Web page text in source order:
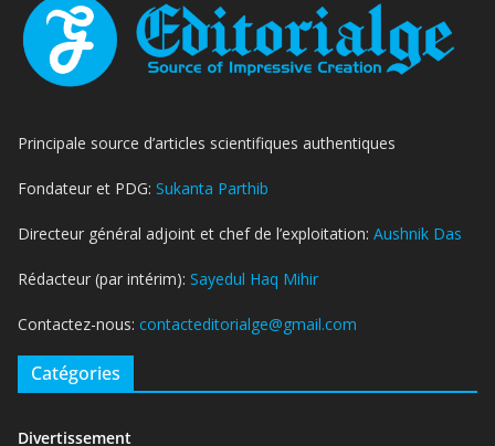
Principale source d’articles scientifiques authentiques
Fondateur et PDG: Sukanta Parthib
Directeur général adjoint et chef de l’exploitation: Aushnik Das
Rédacteur (par intérim): Sayedul Haq Mihir
Contactez-nous: contacteditorialge@gmail.com
Catégories
Divertissement